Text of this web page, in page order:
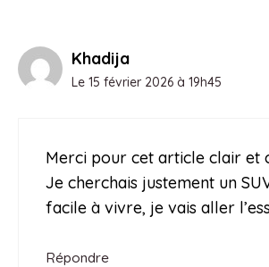
Khadija
Le 15 février 2026 à 19h45
Merci pour cet article clair et
Je cherchais justement un
facile à vivre, je vais aller
Répondre